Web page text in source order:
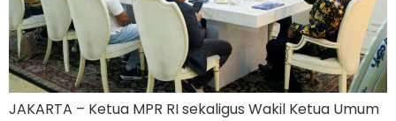
JAKARTA – Ketua MPR RI sekaligus Wakil Ketua Umum